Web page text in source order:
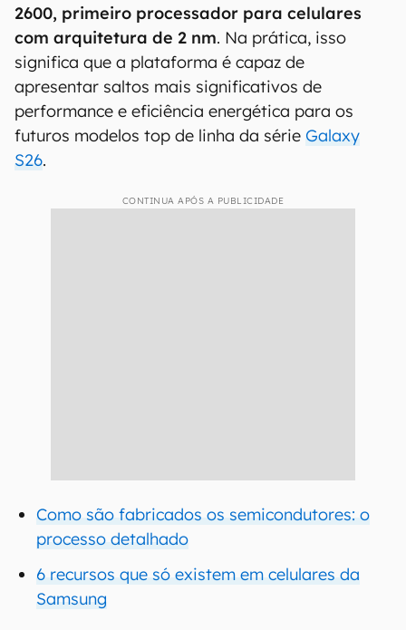
2600, primeiro processador para celulares
com arquitetura de 2 nm. Na prática, isso
significa que a plataforma é capaz de
apresentar saltos mais significativos de
performance e eficiência energética para os
futuros modelos top de linha da série Galaxy
S26.
CONTINUA APÓS A PUBLICIDADE
Como são fabricados os semicondutores: o
processo detalhado
6 recursos que só existem em celulares da
Samsung